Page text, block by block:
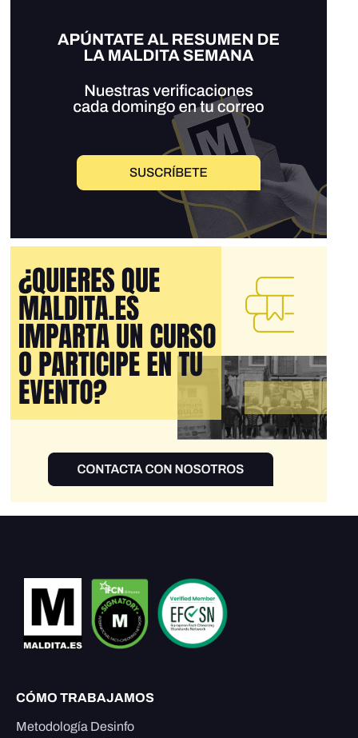
CÓMO TRABAJAMOS
Metodología Desinfo